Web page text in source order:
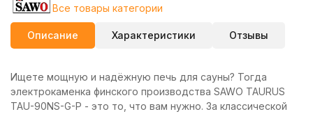
Все товары категории
Описание Характеристики Отзывы
Ищете мощную и надёжную печь для сауны? Тогда
электрокаменка финского производства SAWO TAURUS
TAU-90NS-G-P - это то, что вам нужно. За классической